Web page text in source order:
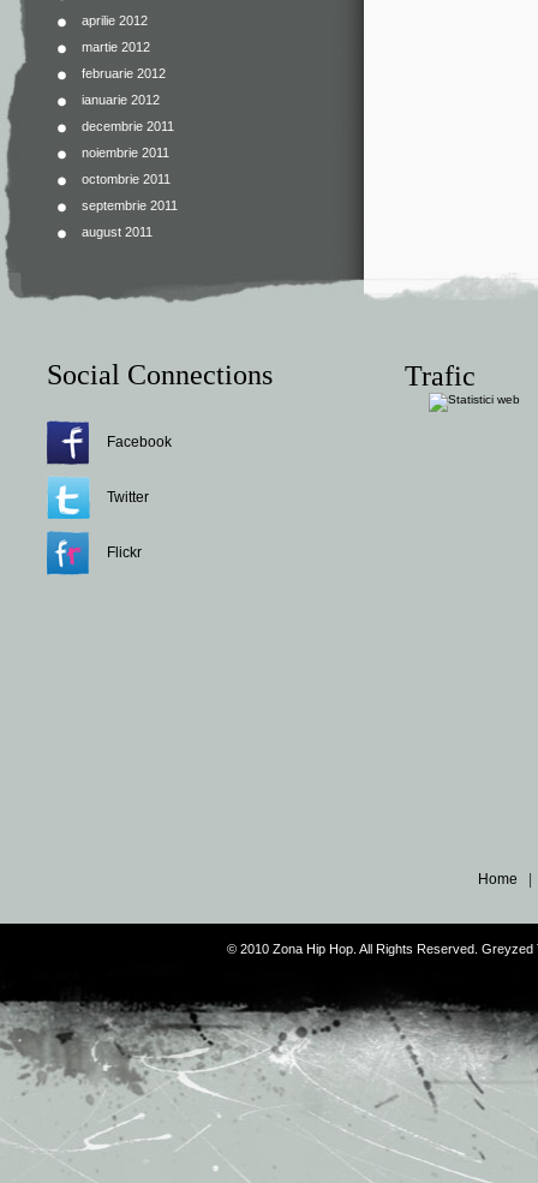
aprilie 2012
martie 2012
februarie 2012
ianuarie 2012
decembrie 2011
noiembrie 2011
octombrie 2011
septembrie 2011
august 2011
Social Connections
Facebook
Twitter
Flickr
Trafic
Home
© 2010 Zona Hip Hop. All Rights Reserved.